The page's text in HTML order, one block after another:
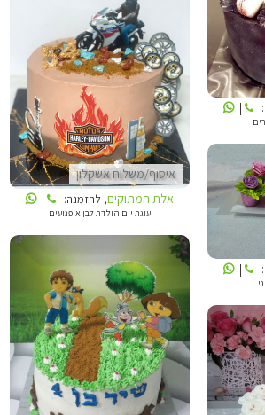
|
איסוף/משלוח אשקלון
אלת המתוקים
אלת המתוקים, להזמנה: |
עוגת יום הולדת לבן אופנועים
|
אלת המתוקים